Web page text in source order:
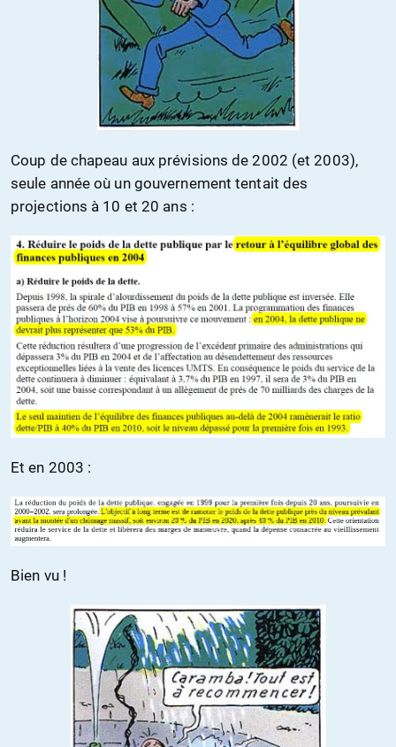
Coup de chapeau aux prévisions de 2002 (et 2003),
seule année où un gouvernement tentait des
projections à 10 et 20 ans :
Et en 2003 :
Bien vu !